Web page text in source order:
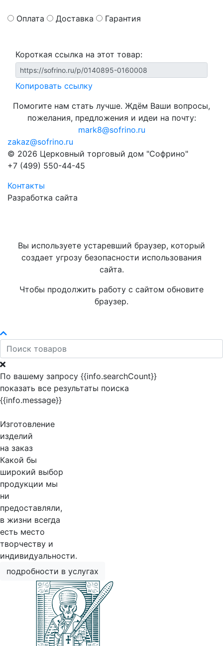
Оплата Доставка Гарантия
Короткая ссылка на этот товар:
Копировать ссылку
Помогите нам стать лучше. Ждём Ваши вопросы,
пожелания, предложения и идеи на почту:
mark8@sofrino.ru
zakaz@sofrino.ru
© 2026 Церковный торговый дом "Софрино"
+7 (499) 550-44-45
Контакты
Разработка сайта
Вы используете устаревший браузер, который
создает угрозу безопасности использования
сайта.
Чтобы продолжить работу с сайтом обновите
браузер.
По вашему запросу {{info.searchCount}}
показать все результаты поиска
{{info.message}}
Изготовление
изделий
на заказ
Какой бы
широкий выбор
продукции мы
ни
предоставляли,
в жизни всегда
есть место
творчеству и
индивидуальности.
подробности в услугах